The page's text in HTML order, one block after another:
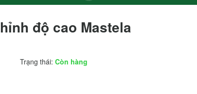
độ cao Mastela
Trạng thái: Còn hàng